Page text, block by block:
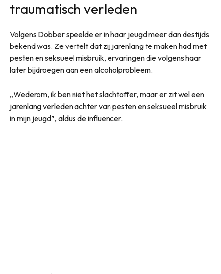
traumatisch verleden
Volgens Dobber speelde er in haar jeugd meer dan destijds
bekend was. Ze vertelt dat zij jarenlang te maken had met
pesten en seksueel misbruik, ervaringen die volgens haar
later bijdroegen aan een alcoholprobleem.
„Wederom, ik ben niet het slachtoffer, maar er zit wel een
jarenlang verleden achter van pesten en seksueel misbruik
in mijn jeugd”, aldus de influencer.